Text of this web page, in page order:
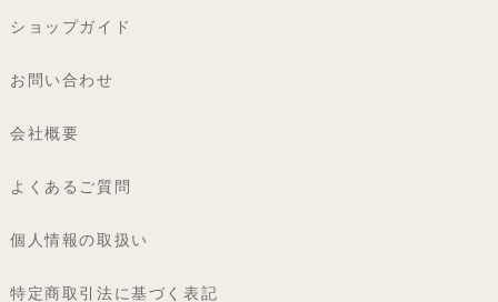
ショップガイド
お問い合わせ
会社概要
よくあるご質問
個人情報の取扱い
特定商取引法に基づく表記